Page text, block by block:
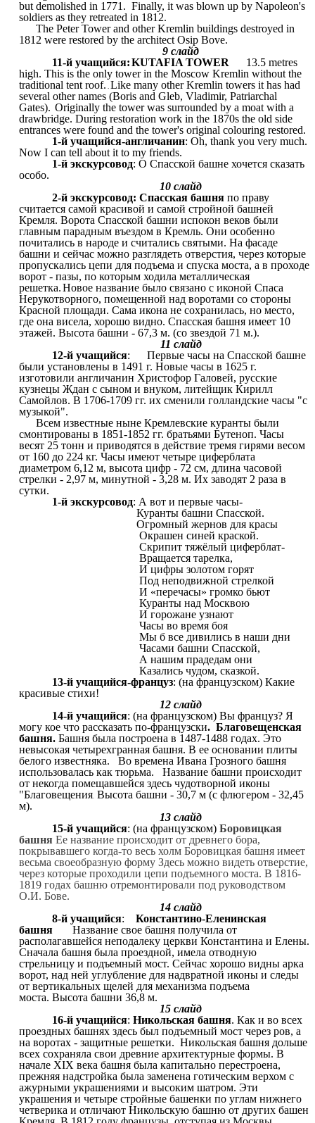
but demolished in 1771. Finally, it was blown up by Napoleon's
soldiers as they retreated in 1812.
The Peter Tower and other Kremlin buildings destroyed in
1812 were restored by the architect Osip Bove.
9 слайд
11-й учащийся:KUTAFIA TOWER 13.5 metres
high. This is the only tower in the Moscow Kremlin without the
traditional tent roof. Like many other Kremlin towers it has had
several other names (Boris and Gleb, Vladimir, Patriarchal
Gates). Originally the tower was surrounded by a moat with a
drawbridge. During restoration work in the 1870s the old side
entrances were found and the tower's original colouring restored.
1-й учащийся-англичанин: Oh, thank you very much.
Now I can tell about it to my friends.
1-й экскурсовод: О Спасской башне хочется сказать
особо.
10 слайд
2-й экскурсовод: Спасская башня по праву
считается самой красивой и самой стройной башней
Кремля. Ворота Спасской башни испокон веков были
главным парадным въездом в Кремль. Они особенно
почитались в народе и считались святыми. На фасаде
башни и сейчас можно разглядеть отверстия, через которые
пропускались цепи для подъема и спуска моста, а в проходе
ворот - пазы, по которым ходила металлическая
решетка.Новое название было связано с иконой Спаса
Нерукотворного, помещенной над воротами со стороны
Красной площади. Сама икона не сохранилась, но место,
где она висела, хорошо видно. Спасская башня имеет 10
этажей. Высота башни - 67,3 м. (со звездой 71 м.).
11 слайд
12-й учащийся: Первые часы на Спасской башне
были установлены в 1491 г. Новые часы в 1625 г.
изготовили англичанин Христофор Галовей, русские
кузнецы Ждан с сыном и внуком, литейщик Кирилл
Самойлов. В 1706-1709 гг. их сменили голландские часы "с
музыкой".
Всем известные ныне Кремлевские куранты были
смонтированы в 1851-1852 гг. братьями Бутеноп. Часы
весят 25 тонн и приводятся в действие тремя гирями весом
от 160 до 224 кг. Часы имеют четыре циферблата
диаметром 6,12 м, высота цифр - 72 см, длина часовой
стрелки - 2,97 м, минутной - 3,28 м. Их заводят 2 раза в
сутки.
1-й экскурсовод: А вот и первые часы-
Куранты башни Спасской.
Огромный жернов для красы
Окрашен синей краской.
Скрипит тяжёлый циферблат-
Вращается тарелка,
И цифры золотом горят
Под неподвижной стрелкой
И «перечасы» громко бьют
Куранты над Москвою
И горожане узнают
Часы во время боя
Мы б все дивились в наши дни
Часами башни Спасской,
А нашим прадедам они
Казались чудом, сказкой.
13-й учащийся-француз: (на французском) Какие
красивые стихи!
12 слайд
14-й учащийся: (на французском) Вы француз? Я
могу кое что рассказать по-французски. Благовещенская
башня.Башня была построена в 1487-1488 годах. Это
невысокая четырехгранная башня. В ее основании плиты
белого известняка. Во времена Ивана Грозного башня
использовалась как тюрьма. Название башни происходит
от некогда помещавшейся здесь чудотворной иконы
"Благовещения Высота башни - 30,7 м (с флюгером - 32,45
м).
13 слайд
15-й учащийся: (на французском)Боровицкая
башняЕе название происходит от древнего бора,
покрывавшего когда-то весь холм Боровицкая башня имеет
весьма своеобразную форму Здесь можно видеть отверстие,
через которые проходили цепи подъемного моста. В 1816-
1819 годах башню отремонтировали под руководством
О.И. Бове.
14 слайд
8-й учащийся:Константино-Еленинская
башняНазвание свое башня получила от
располагавшейся неподалеку церкви Константина и Елены.
Сначала башня была проездной, имела отводную
стрельницу и подъемный мост. Сейчас хорошо видны арка
ворот, над ней углубление для надвратной иконы и следы
от вертикальных щелей для механизма подъема
моста. Высота башни 36,8 м.
15 слайд
16-й учащийся:Никольская башня. Как и во всех
проездных башнях здесь был подъемный мост через ров, а
на воротах - защитные решетки. Никольская башня дольше
всех сохраняла свои древние архитектурные формы. В
начале XIX века башня была капитально перестроена,
прежняя надстройка была заменена готическим верхом с
ажурными украшениями и высоким шатром. Эти
украшения и четыре стройные башенки по углам нижнего
четверика и отличают Никольскую башню от других башен